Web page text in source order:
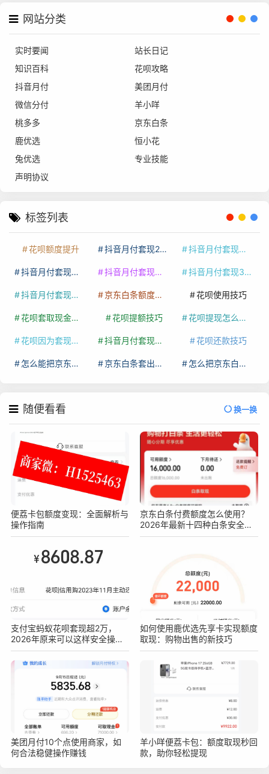
网站分类
实时要闻
站长日记
知识百科
花呗攻略
抖音月付
美团月付
微信分付
羊小咩
桃多多
京东白条
鹿优选
恒小花
兔优选
专业技能
声明协议
标签列表
花呗额度提升 抖音月付套现24小时接单 抖音月付套现怎么套
抖音月付套现多少手续费 抖音月付套现商家有哪些 抖音月付套现30秒技巧
抖音月付套现最新方法 京东白条额度提升 花呗使用技巧
花呗套取现金最佳方法 花呗提额技巧 花呗提现怎么操作
花呗因为套现被限额了这种情况要多久才会好 抖音月付套现秒回100起 花呗还款技巧
怎么能把京东白条额度钱套出来 京东白条套出来手续费多少 怎么把京东白条的钱取出来
随便看看 换一换
便荔卡包额度变现：全面解析与
操作指南
京东白条付费额度怎么使用？
2026年最新十四种白条安全操
作方法
支付宝蚂蚁花呗套现超2万，
2026年原来可以这样安全操作
不被查！真实亲测方法分享
如何使用鹿优选先享卡实现额度
取现：购物出售的新技巧
美团月付10个点使用商家，如
何合法稳健操作赚钱
羊小咩便荔卡包：额度取现秒回
款，助你轻松提现